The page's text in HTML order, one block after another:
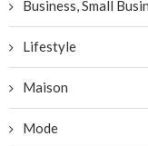
Business, Small
Lifestyle
Maison
Mode